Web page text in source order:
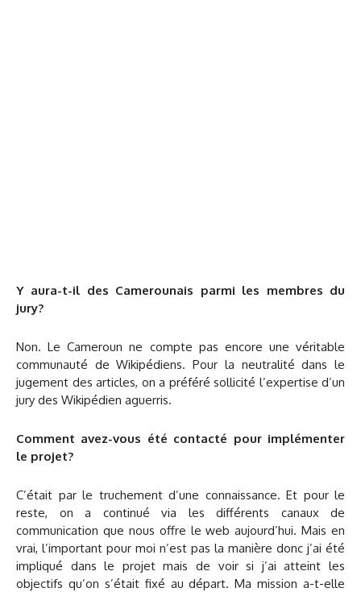
Y aura-t-il des Camerounais parmi les membres du
jury?
Non. Le Cameroun ne compte pas encore une véritable
communauté de Wikipédiens. Pour la neutralité dans le
jugement des articles, on a préféré sollicité l’expertise d’un
jury des Wikipédien aguerris.
Comment avez-vous été contacté pour implémenter
le projet?
C’était par le truchement d’une connaissance. Et pour le
reste, on a continué via les différents canaux de
communication que nous offre le web aujourd’hui. Mais en
vrai, l’important pour moi n’est pas la manière donc j’ai été
impliqué dans le projet mais de voir si j’ai atteint les
objectifs qu’on s’était fixé au départ. Ma mission a-t-elle